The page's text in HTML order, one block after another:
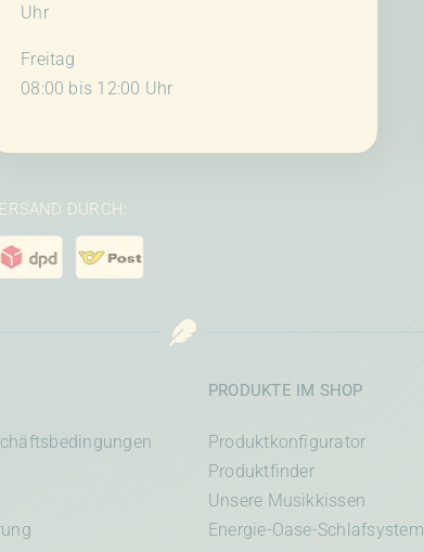
Uhr
Freitag
08:00 bis 12:00 Uhr
DURCH:
PRODUKTE IM SHOP
Produktkonfigurator
Produktfinder
Unsere Musikkissen
Energie-Oase-Schlafsystem